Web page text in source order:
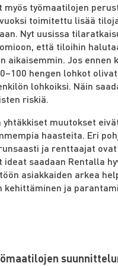
työmaatilojen
toimitettu lisää
Nyt uusissa
että tiloihin
aikaisemmin. Jos ennen
hengen lohkot
lohkoiksi. Näin
riskiä.
muutokset
haasteita. Eri
ja renttaajat
saadaan Rentalla
asiakkaiden arkea
ja